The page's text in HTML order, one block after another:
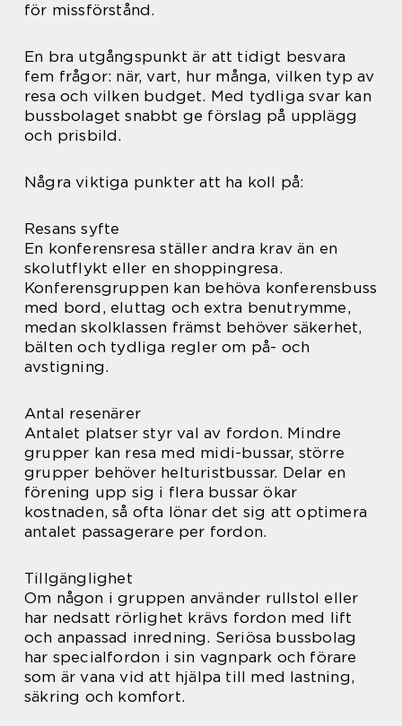
för missförstånd.
En bra utgångspunkt är att tidigt besvara
fem frågor: när, vart, hur många, vilken typ av
resa och vilken budget. Med tydliga svar kan
bussbolaget snabbt ge förslag på upplägg
och prisbild.
Några viktiga punkter att ha koll på:
Resans syfte
En konferensresa ställer andra krav än en
skolutflykt eller en shoppingresa.
Konferensgruppen kan behöva konferensbuss
med bord, eluttag och extra benutrymme,
medan skolklassen främst behöver säkerhet,
bälten och tydliga regler om på- och
avstigning.
Antal resenärer
Antalet platser styr val av fordon. Mindre
grupper kan resa med midi-bussar, större
grupper behöver helturistbussar. Delar en
förening upp sig i flera bussar ökar
kostnaden, så ofta lönar det sig att optimera
antalet passagerare per fordon.
Tillgänglighet
Om någon i gruppen använder rullstol eller
har nedsatt rörlighet krävs fordon med lift
och anpassad inredning. Seriösa bussbolag
har specialfordon i sin vagnpark och förare
som är vana vid att hjälpa till med lastning,
säkring och komfort.